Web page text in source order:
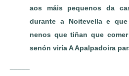
aos máis pequenos da
durante a Noitevella e
nenos que tiñan que
senón viría A Apalpadoira